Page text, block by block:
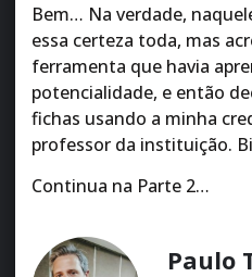
Bem… Na verdade,
essa certeza toda, mas
ferramenta que havia
potencialidade, e então
fichas usando a minha
professor da instituição.
Continua na Parte 2…
Paulo